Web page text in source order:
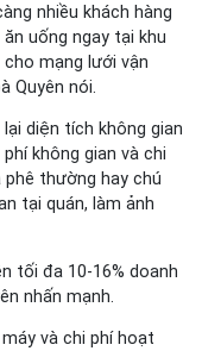
nhiều khách hàng
uống ngay tại khu
mạng lưới vận
Quyên nói.
diện tích không gian
không gian và chi
phê thường hay chú
tại quán, làm ảnh
tối đa 10-16% doanh
nhấn mạnh.
và chi phí hoạt